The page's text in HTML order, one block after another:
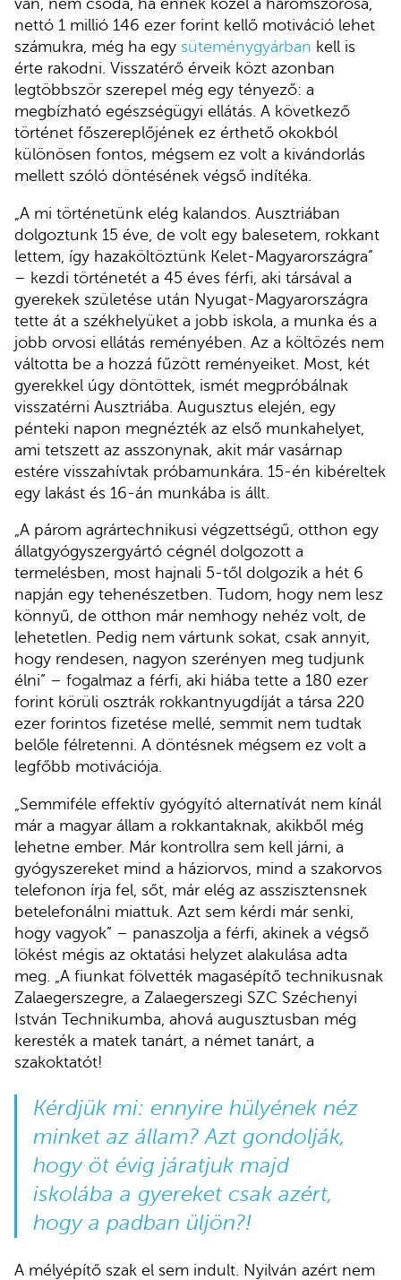
van, nem csoda, ha ennek közel a háromszorosa,
nettó 1 millió 146 ezer forint kellő motiváció lehet
számukra, még ha egy süteménygyárban kell is
érte rakodni. Visszatérő érveik közt azonban
legtöbbször szerepel még egy tényező: a
megbízható egészségügyi ellátás. A következő
történet főszereplőjének ez érthető okokból
különösen fontos, mégsem ez volt a kivándorlás
mellett szóló döntésének végső indítéka.
„A mi történetünk elég kalandos. Ausztriában
dolgoztunk 15 éve, de volt egy balesetem, rokkant
lettem, így hazaköltöztünk Kelet-Magyarországra”
– kezdi történetét a 45 éves férfi, aki társával a
gyerekek születése után Nyugat-Magyarországra
tette át a székhelyüket a jobb iskola, a munka és a
jobb orvosi ellátás reményében. Az a költözés nem
váltotta be a hozzá fűzött reményeiket. Most, két
gyerekkel úgy döntöttek, ismét megpróbálnak
visszatérni Ausztriába. Augusztus elején, egy
pénteki napon megnézték az első munkahelyet,
ami tetszett az asszonynak, akit már vasárnap
estére visszahívtak próbamunkára. 15-én kibéreltek
egy lakást és 16-án munkába is állt.
„A párom agrártechnikusi végzettségű, otthon egy
állatgyógyszergyártó cégnél dolgozott a
termelésben, most hajnali 5-től dolgozik a hét 6
napján egy tehenészetben. Tudom, hogy nem lesz
könnyű, de otthon már nemhogy nehéz volt, de
lehetetlen. Pedig nem vártunk sokat, csak annyit,
hogy rendesen, nagyon szerényen meg tudjunk
élni” – fogalmaz a férfi, aki hiába tette a 180 ezer
forint körüli osztrák rokkantnyugdíját a társa 220
ezer forintos fizetése mellé, semmit nem tudtak
belőle félretenni. A döntésnek mégsem ez volt a
legfőbb motivációja.
„Semmiféle effektív gyógyító alternatívát nem kínál
már a magyar állam a rokkantaknak, akikből még
lehetne ember. Már kontrollra sem kell járni, a
gyógyszereket mind a háziorvos, mind a szakorvos
telefonon írja fel, sőt, már elég az asszisztensnek
betelefonálni miattuk. Azt sem kérdi már senki,
hogy vagyok” – panaszolja a férfi, akinek a végső
lökést mégis az oktatási helyzet alakulása adta
meg. „A fiunkat fölvették magasépítő technikusnak
Zalaegerszegre, a Zalaegerszegi SZC Széchenyi
István Technikumba, ahová augusztusban még
keresték a matek tanárt, a német tanárt, a
szakoktatót!
Kérdjük mi: ennyire hülyének néz
minket az állam? Azt gondolják,
hogy öt évig járatjuk majd
iskolába a gyereket csak azért,
hogy a padban üljön?!
A mélyépítő szak el sem indult. Nyilván azért nem